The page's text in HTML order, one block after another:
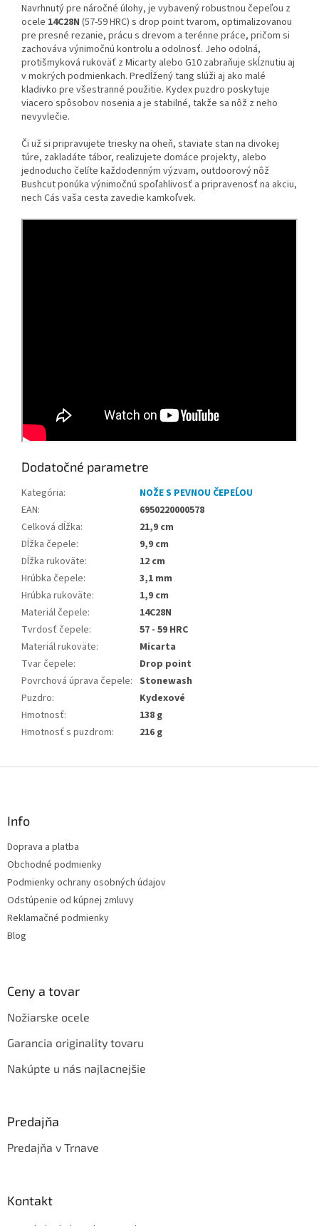
Navrhnutý pre náročné úlohy, je vybavený robustnou čepeľou z
ocele 14C28N (57-59 HRC) s drop point tvarom, optimalizovanou
pre presné rezanie, prácu s drevom a terénne práce, pričom si
zachováva výnimočnú kontrolu a odolnosť. Jeho odolná,
protišmyková rukoväť z Micarty alebo G10 zabraňuje skĺznutiu aj
v mokrých podmienkach. Predĺžený tang slúži aj ako malé
kladivko pre všestranné použitie. Kydex puzdro poskytuje
viacero spôsobov nosenia a je stabilné, takže sa nôž z neho
nevyvlečie.
Či už si pripravujete triesky na oheň, staviate stan na divokej
túre, zakladáte tábor, realizujete domáce projekty, alebo
jednoducho čelíte každodenným výzvam, outdoorový nôž
Bushcut ponúka výnimočnú spoľahlivosť a pripravenosť na akciu,
nech Cás vaša cesta zavedie kamkoľvek.
Dodatočné parametre
Kategória:
NOŽE S PEVNOU ČEPEĹOU
EAN:
6950220000578
Celková dĺžka:
21,9 cm
Dĺžka čepele:
9,9 cm
Dĺžka rukoväte:
12 cm
Hrúbka čepele:
3,1 mm
Hrúbka rukoväte:
1,9 cm
Materiál čepele:
14C28N
Tvrdosť čepele:
57 - 59 HRC
Materiál rukoväte:
Micarta
Tvar čepele:
Drop point
Povrchová úprava čepele: Stonewash
Puzdro:
Kydexové
Hmotnosť:
138 g
Hmotnosť s puzdrom: 216 g
Info
Doprava a platba
Obchodné podmienky
Podmienky ochrany osobných údajov
Odstúpenie od kúpnej zmluvy
Reklamačné podmienky
Blog
Ceny a tovar
Nožiarske ocele
Garancia originality tovaru
Nakúpte u nás najlacnejšie
Predajňa
Predajňa v Trnave
Kontakt